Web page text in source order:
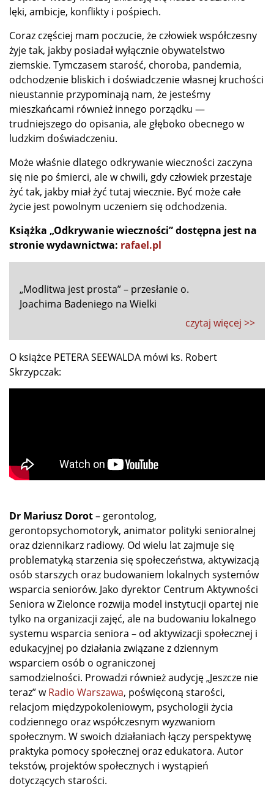
lęki, ambicje, konflikty i pośpiech.
Coraz częściej mam poczucie, że człowiek współczesny
żyje tak, jakby posiadał wyłącznie obywatelstwo
ziemskie. Tymczasem starość, choroba, pandemia,
odchodzenie bliskich i doświadczenie własnej kruchości
nieustannie przypominają nam, że jesteśmy
mieszkańcami również innego porządku —
trudniejszego do opisania, ale głęboko obecnego w
ludzkim doświadczeniu.
Może właśnie dlatego odkrywanie wieczności zaczyna
się nie po śmierci, ale w chwili, gdy człowiek przestaje
żyć tak, jakby miał żyć tutaj wiecznie. Być może całe
życie jest powolnym uczeniem się odchodzenia.
Książka „Odkrywanie wieczności” dostępna jest na
stronie wydawnictwa: rafael.pl
„Modlitwa jest prosta” – przesłanie o.
Joachima Badeniego na Wielki
czytaj więcej >>
O książce PETERA SEEWALDA mówi ks. Robert
Skrzypczak:
Dr Mariusz Dorot– gerontolog,
gerontopsychomotoryk, animator polityki senioralnej
oraz dziennikarz radiowy. Od wielu lat zajmuje się
problematyką starzenia się społeczeństwa, aktywizacją
osób starszych oraz budowaniem lokalnych systemów
wsparcia seniorów. Jako dyrektor Centrum Aktywności
Seniora w Zielonce rozwija model instytucji opartej nie
tylko na organizacji zajęć, ale na budowaniu lokalnego
systemu wsparcia seniora – od aktywizacji społecznej i
edukacyjnej po działania związane z dziennym
wsparciem osób o ograniczonej
samodzielności. Prowadzi również audycję „Jeszcze nie
teraz” wRadio Warszawa, poświęconą starości,
relacjom międzypokoleniowym, psychologii życia
codziennego oraz współczesnym wyzwaniom
społecznym. W swoich działaniach łączy perspektywę
praktyka pomocy społecznej oraz edukatora. Autor
tekstów, projektów społecznych i wystąpień
dotyczących starości.